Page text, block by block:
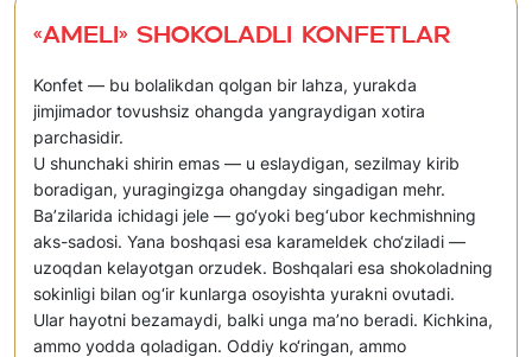
«Ameli» Shokoladli konfetlar
Konfet — bu bolalikdan qolgan bir lahza, yurakda
jimjimador tovushsiz ohangda yangraydigan xotira
parchasidir.
U shunchaki shirin emas — u eslaydigan, sezilmay kirib
boradigan, yuragingizga ohangday singadigan mehr.
Ba’zilarida ichidagi jele — go‘yoki beg‘ubor kechmishning
aks-sadosi. Yana boshqasi esa karameldek cho‘ziladi —
uzoqdan kelayotgan orzudek. Boshqalari esa shokoladning
sokinligi bilan og‘ir kunlarga osoyishta yurakni ovutadi.
Ular hayotni bezamaydi, balki unga ma’no beradi. Kichkina,
ammo yodda qoladigan. Oddiy ko‘ringan, ammo